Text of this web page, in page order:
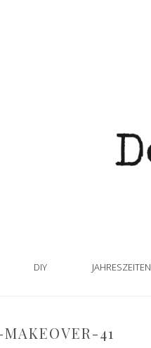
DIY JAHRESZEITEN
41